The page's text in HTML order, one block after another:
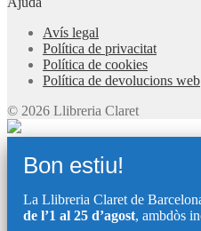
Avís legal
Política de privacitat
Política de cookies
Política de devolucions web
© 2026 Llibreria Claret
Bon estiu!
La Llibreria Claret de
de l’1 al 25 d’agost, ambdòs